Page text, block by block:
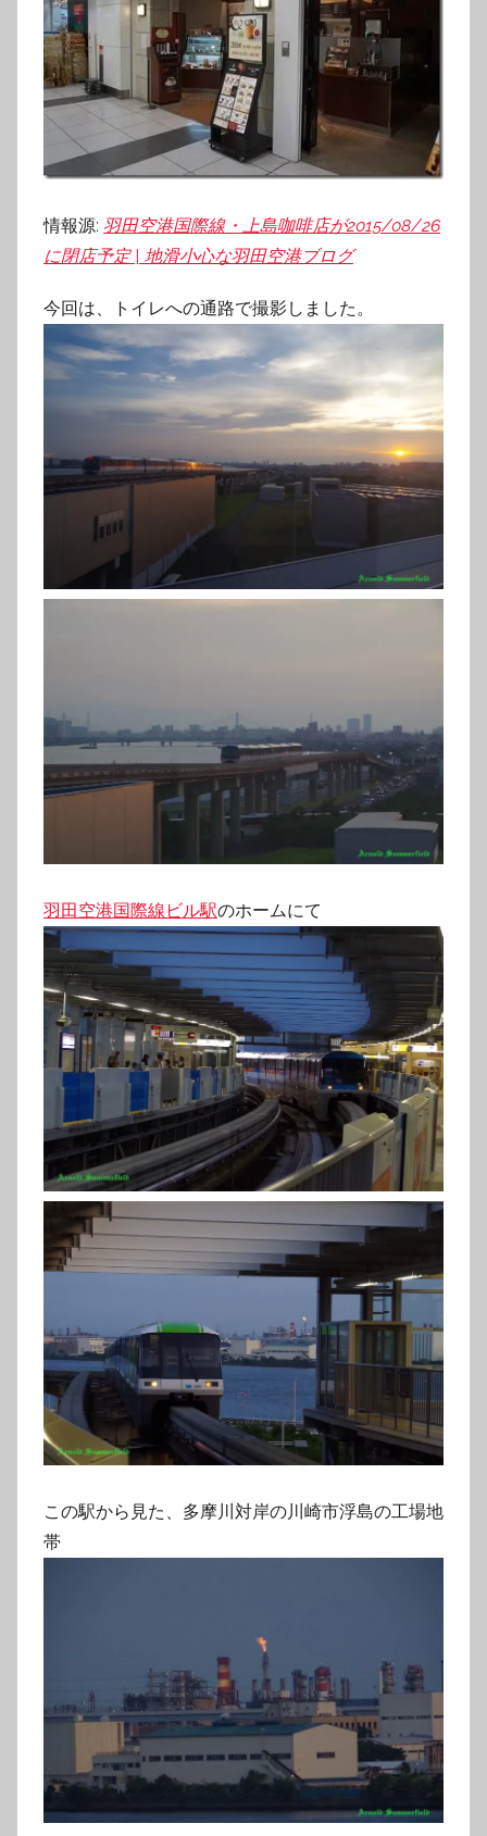
情報源: 羽田空港国際線・上島咖啡店が2015/08/26
に閉店予定 | 地滑小心な羽田空港ブログ
今回は、トイレへの通路で撮影しました。
羽田空港国際線ビル駅のホームにて
この駅から見た、多摩川対岸の川崎市浮島の工場地
帯